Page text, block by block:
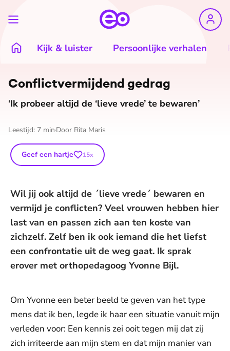
Kijk & luister Persoonlijke verhalen
Con­flict­ver­mij­dend gedrag
‘Ik probeer altijd de ‘lieve vrede’ te bewaren’
Leestijd: 7 min Door Rita Maris
Geef een hartje 15x
Wil jij ook altijd de ´lieve vrede´ bewaren en
vermijd je conflicten? Veel vrouwen hebben hier
last van en passen zich aan ten koste van
zichzelf. Zelf ben ik ook iemand die het liefst
een confrontatie uit de weg gaat. Ik sprak
erover met orthopedagoog Yvonne Bijl.
Om Yvonne een beter beeld te geven van het type
mens dat ik ben, legde ik haar een situatie vanuit mijn
verleden voor: Een kennis zei ooit tegen mij dat zij
zich irriteerde aan mijn stem en dat mijn manier van